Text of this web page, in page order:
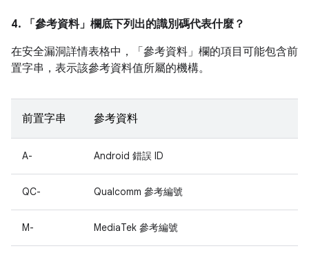
4. 「參考資料」 欄底下列出的識別碼代表什麼？
在安全漏洞詳情表格中，「參考資料」 欄的項目可能包含前
置字串，表示該參考資料值所屬的機構。
前置字串 參考資料
A- Android 錯誤 ID
QC- Qualcomm 參考編號
M- MediaTek 參考編號